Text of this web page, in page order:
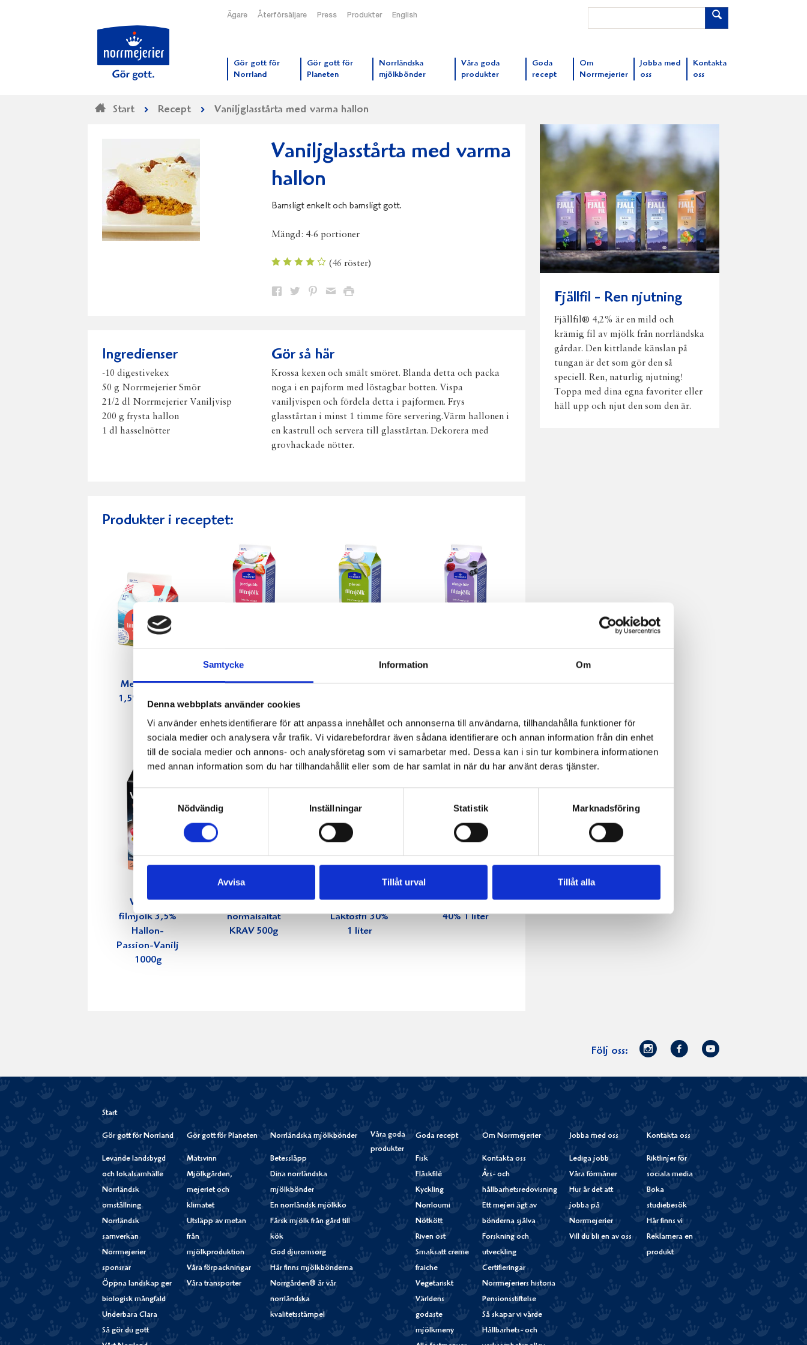
Samtycke Information Om
Denna webbplats använder cookies
Vi använder enhetsidentifierare för att anpassa innehållet och annonserna till användarna, tillhandahålla funktioner för
sociala medier och analysera vår trafik. Vi vidarebefordrar även sådana identifierare och annan information från din enhet
till de sociala medier och annons- och analysföretag som vi samarbetar med. Dessa kan i sin tur kombinera informationen
med annan information som du har tillhandahållit eller som de har samlat in när du har använt deras tjänster.
Samtyckesval
Nödvändig
Inställningar Statistik Marknadsföring
Avvisa Tillåt urval Tillåt alla
Ägare Återförsäljare Press Produkter English
Gör gott för
Norrland
Gör gott för
Planeten
Norrländska
mjölkbönder
Våra goda
produkter
Goda
recept
Om
Norrmejerier
Jobba med
oss
Kontakta
oss
Start Recept Vaniljglasstårta med varma hallon
Vaniljglasstårta med varma
hallon
Barnsligt enkelt och barnsligt gott.
Mängd: 4-6 portioner
(46 röster)
Dela Dela Dela DelaSkriv
Ingredienser
-10 digestivekex
50 g Norrmejerier Smör
21/2 dl Norrmejerier Vaniljvisp
200 g frysta hallon
1 dl hasselnötter
Gör så här
Krossa kexen och smält smöret. Blanda detta och packa
noga i en pajform med löstagbar botten. Vispa
vaniljvispen och fördela detta i pajformen. Frys
glasstårtan i minst 1 timme före servering.Värm hallonen i
en kastrull och servera till glasstårtan. Dekorera med
grovhackade nötter.
Produkter i receptet:
Mellanmjölk
1,5% laktosfri
Jordgubbsfil
2,7% 1000g
Päronfil 2,7%
Skogsbärsfil
Verum®
filmjölk 3,5%
Hallon-
Passion-Vanilj
1000g
Smör Eko
normalsaltat
KRAV 500g
Köksgrädde
Laktosfri 30%
1 liter
Vispgrädde
40% 1 liter
Fjällfil - Ren njutning
Fjällfil® 4,2% är en mild och
krämig fil av mjölk från norrländska
gårdar. Den kittlande känslan på
tungan är det som gör den så
speciell. Ren, naturlig njutning!
Toppa med dina egna favoriter eller
häll upp och njut den som den är.
Följ oss:
Norrmejerier
Instagram
Facebook
Youtube
Start
Gör gott för Norrland
Levande landsbygd
och lokalsamhälle
Norrländsk
omställning
Norrländsk
samverkan
Norrmejerier
sponsrar
Öppna landskap ger
biologisk mångfald
Underbara Clara
Så gör du gott
Gör gott för Planeten
Matsvinn
Mjölkgården,
mejeriet och
klimatet
Utsläpp av metan
från
mjölkproduktion
Våra förpackningar
Våra transporter
Norrländska mjölkbönder
Betessläpp
Dina norrländska
mjölkbönder
En norrländsk mjölkko
Färsk mjölk från gård till
kök
God djuromsorg
Här finns mjölkbönderna
Norrgården® är vår
norrländska
kvalitetsstämpel
Våra goda
produkter
Goda recept
Fisk
Fläskfilé
Kyckling
Norrloumi
Nötkött
Riven ost
Smaksatt creme
fraiche
Vegetariskt
Världens
godaste
mjölkmeny
Om Norrmejerier
Kontakta oss
Års- och
hållbarhetsredovisning
Ett mejeri ägt av
bönderna själva
Forskning och
utveckling
Certifieringar
Norrmejeriers historia
Pensionsstiftelse
Så skapar vi värde
Hållbarhets- och
Jobba med oss
Lediga jobb
Våra förmåner
Hur är det att
jobba på
Norrmejerier
Vill du bli en av oss
Kontakta oss
Riktlinjer för
sociala media
Boka
studiebesök
Här finns vi
Reklamera en
produkt